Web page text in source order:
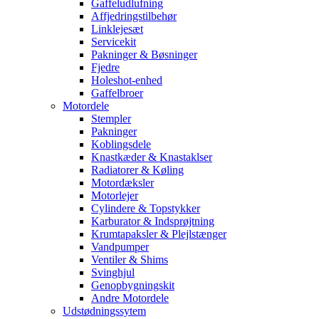
Gaffeludlufning
Affjedringstilbehør
Linklejesæt
Servicekit
Pakninger & Bøsninger
Fjedre
Holeshot-enhed
Gaffelbroer
Motordele
Stempler
Pakninger
Koblingsdele
Knastkæder & Knastaklser
Radiatorer & Køling
Motordæksler
Motorlejer
Cylindere & Topstykker
Karburator & Indsprøjtning
Krumtapaksler & Plejlstænger
Vandpumper
Ventiler & Shims
Svinghjul
Genopbygningskit
Andre Motordele
Udstødningssytem